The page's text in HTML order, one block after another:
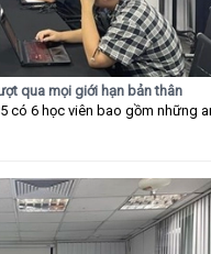
qua mọi giới hạn bản thân
có 6 học viên bao gồm những